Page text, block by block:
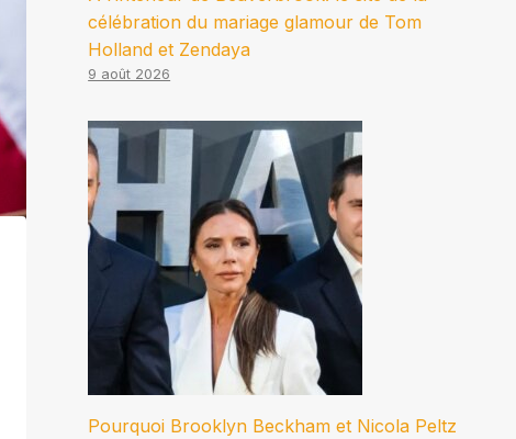
célébration du mariage glamour de Tom
Holland et Zendaya
9 août 2026
Pourquoi Brooklyn Beckham et Nicola Peltz